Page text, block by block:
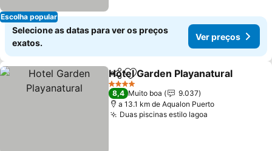
Escolha popular
Selecione as datas para ver os preços
exatos.
Ver preços
PartilharAdicionar aos favoritos
Hotel Garden Playanatural
4 Estrelas
8,4 Muito boa
9.037
a 13.1 km de Aqualon Puerto
Duas piscinas estilo lagoa